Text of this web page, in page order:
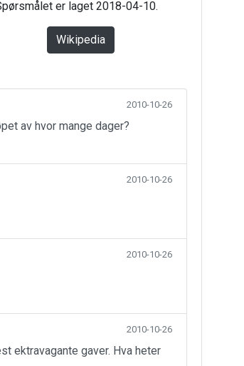
er laget 2018-04-10.
Wikipedia
2010-10-26
av hvor mange dager?
2010-10-26
2010-10-26
2010-10-26
ektravagante gaver. Hva heter